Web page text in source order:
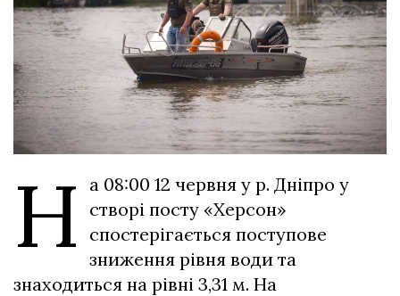
Н
а 08:00 12 червня у р. Дніпро у
створі посту «Херсон»
спостерігається поступове
зниження рівня води та
знаходиться на рівні 3,31 м. На